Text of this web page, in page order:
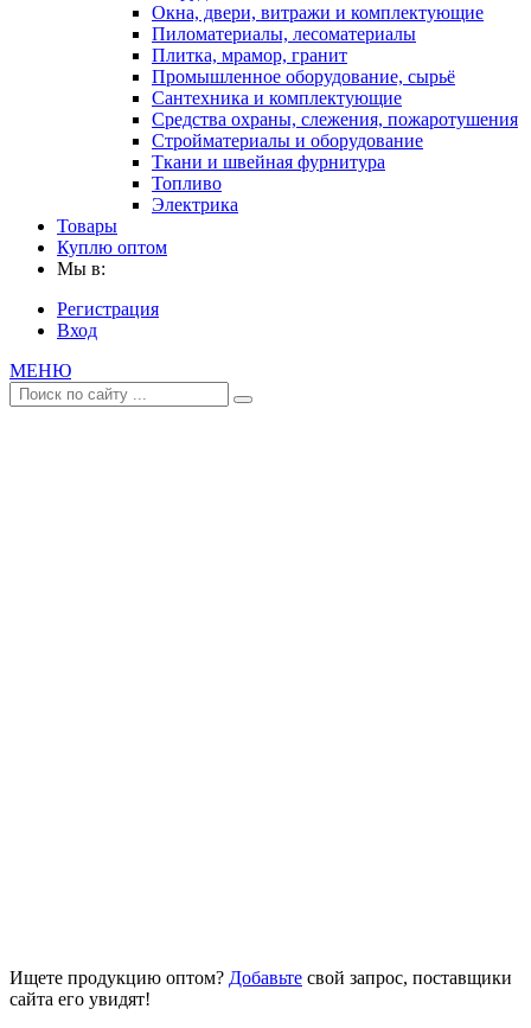
Окна, двери, витражи и комплектующие
Пиломатериалы, лесоматериалы
Плитка, мрамор, гранит
Промышленное оборудование, сырьё
Сантехника и комплектующие
Средства охраны, слежения, пожаротушения
Стройматериалы и оборудование
Ткани и швейная фурнитура
Топливо
Электрика
Товары
Куплю оптом
Мы в:
Регистрация
Вход
МЕНЮ
Ищете продукцию оптом? Добавьте свой запрос, поставщики
сайта его увидят!